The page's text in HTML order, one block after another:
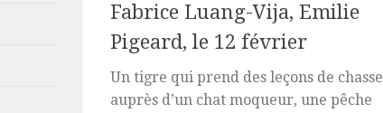
Fabrice Luang-Vija, Emilie
Pigeard, le 12 février
Un tigre qui prend des leçons de chasse
auprès d’un chat moqueur, une pêche